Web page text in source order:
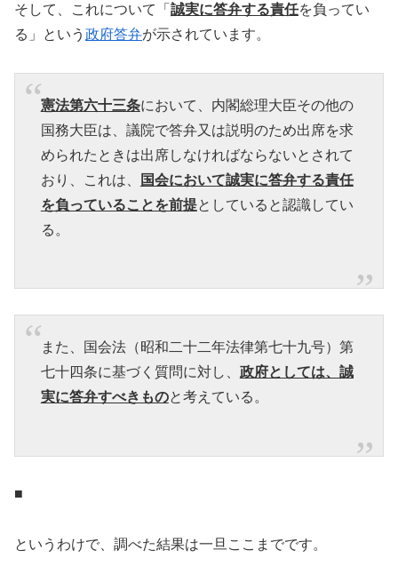
そして、これについて「 誠実に答弁する責任を負ってい
る」という 政府答弁が示されています。
憲法第六十三条において、内閣総理大臣その他の
国務大臣は、議院で答弁又は説明のため出席を求
められたときは出席しなければならないとされて
おり、これは、
国会において誠実に答弁する責任
を負っていることを前提としていると認識してい
る。
また、国会法（昭和二十二年法律第七十九号）第
七十四条に基づく質問に対し、 政府としては、誠
実に答弁すべきものと考えている。
■
というわけで、調べた結果は一旦ここまでです。